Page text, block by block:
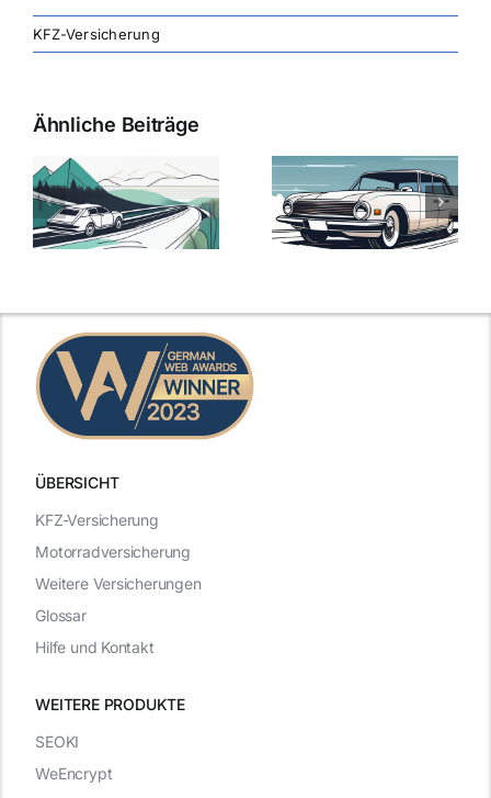
KFZ-Versicherung
Ähnliche Beiträge
Versicherung:
Günstige Kfz-
Versicherungstarife
mit Top-
Kfz-
Die besten
Angebote im
ÜBERSICHT
WEITERE PRODUKTE
KFZ-Versicherung
Motorradversicherung
Weitere Versicherungen
Glossar
Hilfe und Kontakt
SEOKI
WeEncrypt